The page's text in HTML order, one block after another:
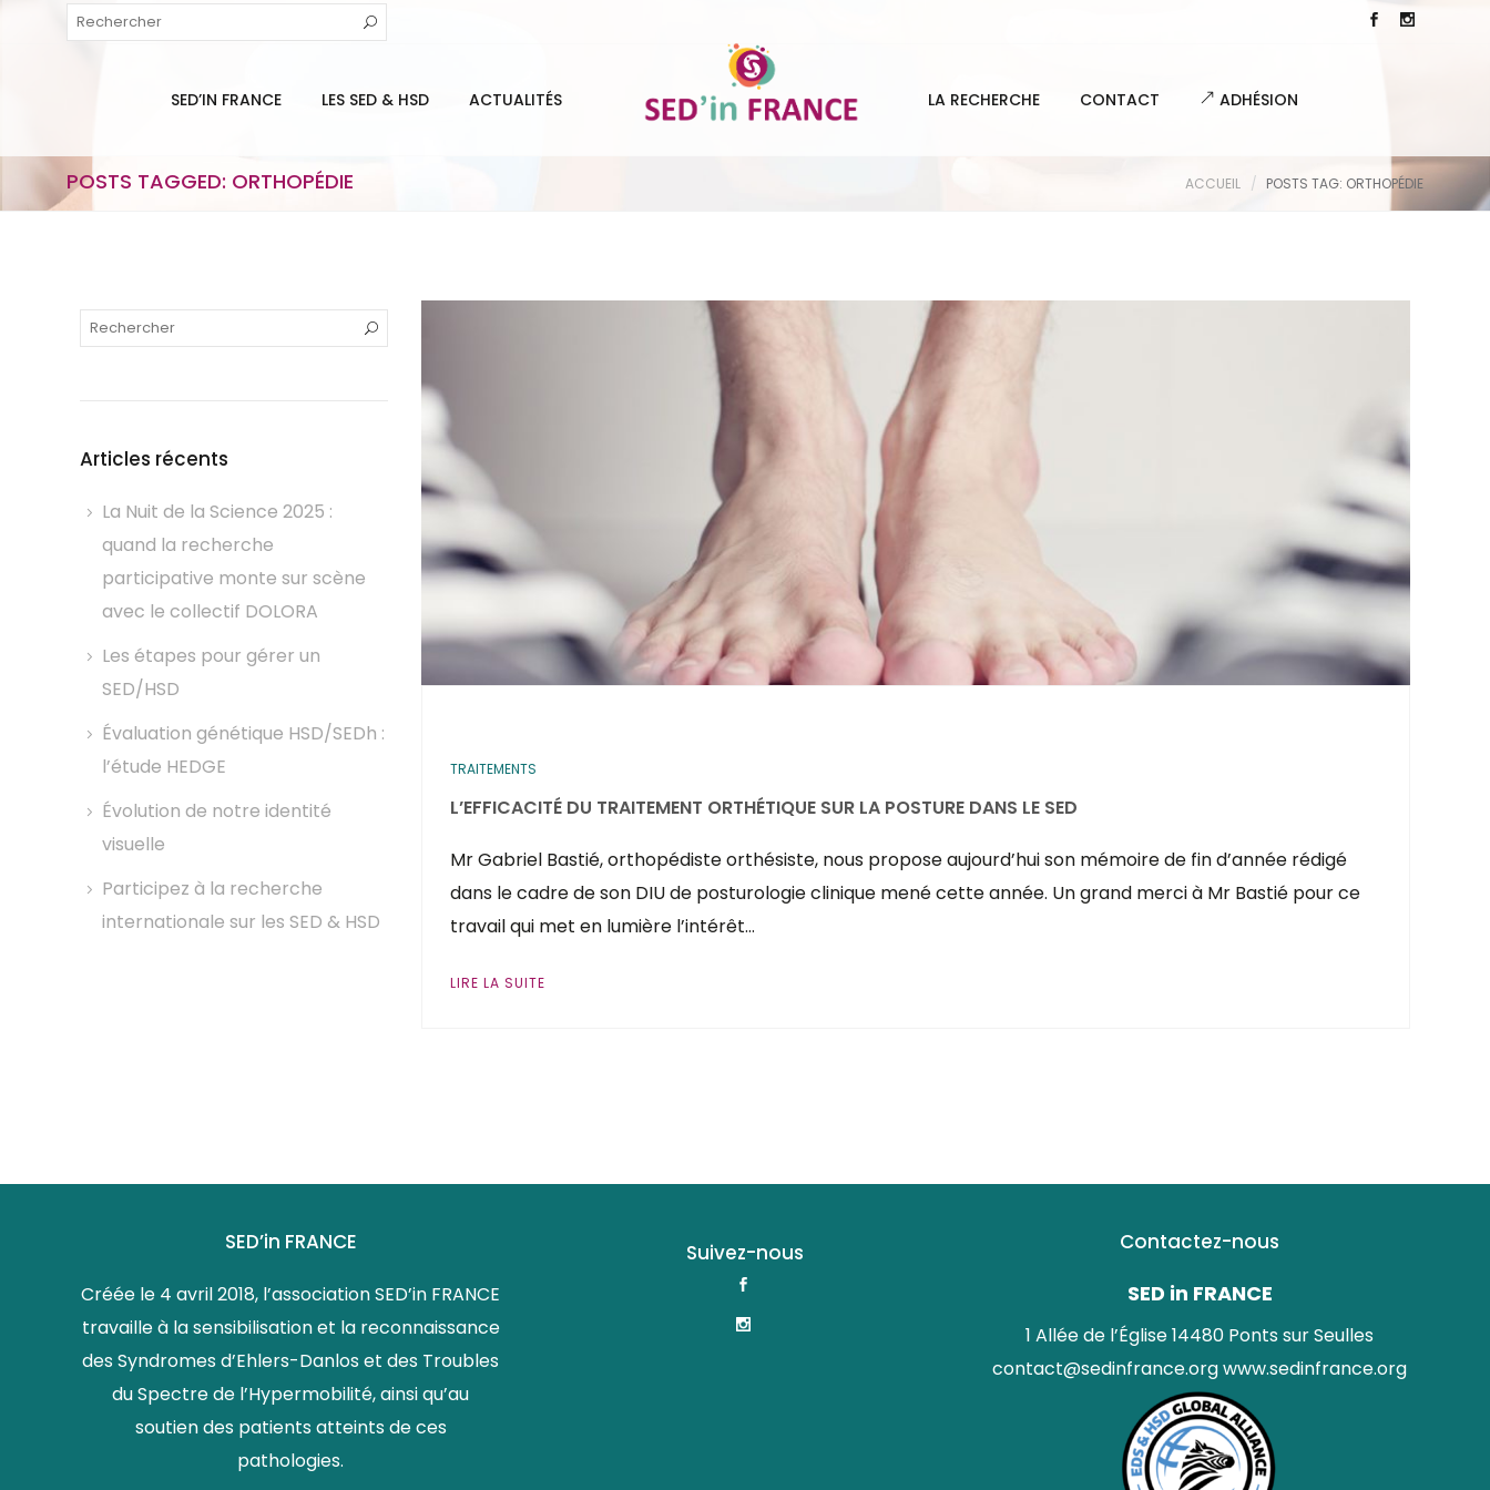
SED’IN FRANCE LES SED & HSD ACTUALITÉS LA RECHERCHE CONTACT ADHÉSION
POSTS TAGGED: ORTHOPÉDIE ACCUEIL POSTS TAG: ORTHOPÉDIE
TRAITEMENTS
L’EFFICACITÉ DU TRAITEMENT ORTHÉTIQUE SUR LA POSTURE DANS LE SED
Mr Gabriel Bastié, orthopédiste orthésiste, nous propose aujourd’hui son mémoire de fin d’année rédigé
dans le cadre de son DIU de posturologie clinique mené cette année. Un grand merci à Mr Bastié pour ce
travail qui met en lumière l’intérêt…
LIRE LA SUITE
Articles récents
La Nuit de la Science 2025 :
quand la recherche
participative monte sur scène
avec le collectif DOLORA
Les étapes pour gérer un
SED/HSD
Évaluation génétique HSD/SEDh :
l’étude HEDGE
Évolution de notre identité
visuelle
Participez à la recherche
internationale sur les SED & HSD
SED’in FRANCE
Créée le 4 avril 2018, l’association SED’in FRANCE
travaille à la sensibilisation et la reconnaissance
des Syndromes d’Ehlers-Danlos et des Troubles
du Spectre de l’Hypermobilité, ainsi qu’au
soutien des patients atteints de ces
pathologies.
Suivez-nous Contactez-nous
SED in FRANCE
1 Allée de l’Église 14480 Ponts sur Seulles
contact@sedinfrance.orgwww.sedinfrance.org